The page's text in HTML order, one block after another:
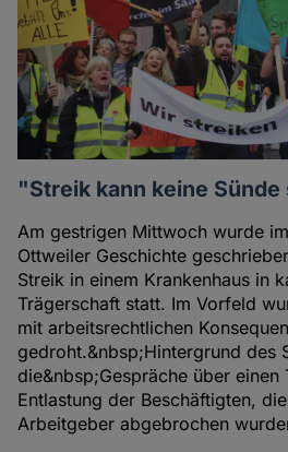
"Streik kann keine
Am gestrigen Mittwoch wurde
Ottweiler Geschichte
Streik in einem Krankenhaus in
Trägerschaft statt. Im Vorfeld
mit arbeitsrechtlichen
gedroht.&nbsp;Hintergrund des
die&nbsp;Gespräche über
Entlastung der Beschäftigten,
Arbeitgeber abgebrochen